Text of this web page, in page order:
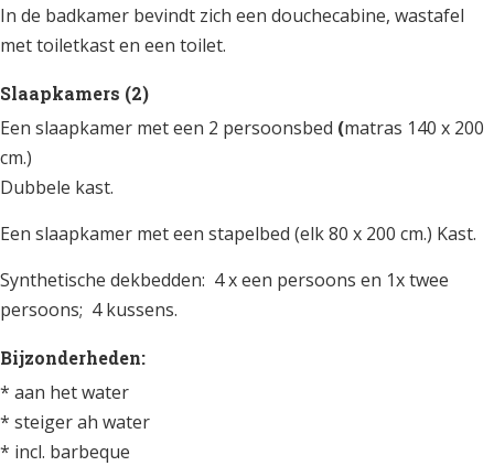
In de badkamer bevindt zich een douchecabine, wastafel
met toiletkast en een toilet.
Slaapkamers (2)
Een slaapkamer met een 2 persoonsbed (matras 140 x 200
cm.)
Dubbele kast.
Een slaapkamer met een stapelbed (elk 80 x 200 cm.) Kast.
Synthetische dekbedden: 4 x een persoons en 1x twee
persoons; 4 kussens.
Bijzonderheden:
* aan het water
* steiger ah water
* incl. barbeque